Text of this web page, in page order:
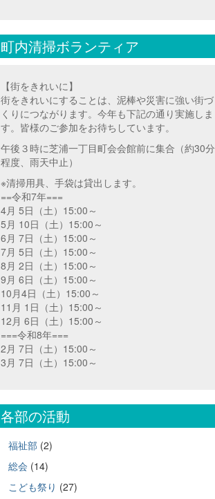
町内清掃ボランティア
【街をきれいに】
街をきれいにすることは、泥棒や災害に強い街づ
くりにつながります。今年も下記の通り実施しま
す。皆様のご参加をお待ちしています。
午後３時に芝浦一丁目町会会館前に集合（約30分
程度、雨天中止）
※清掃用具、手袋は貸出します。
==令和7年===
4月 5日（土）15:00～
5月 10日（土）15:00～
6月 7日（土）15:00～
7月 5日（土）15:00～
8月 2日（土）15:00～
9月 6日（土）15:00～
10月4日（土）15:00～
11月 1日（土）15:00～
12月 6日（土）15:00～
===令和8年===
2月 7日（土）15:00～
3月 7日（土）15:00～
各部の活動
福祉部 (2)
総会 (14)
こども祭り (27)